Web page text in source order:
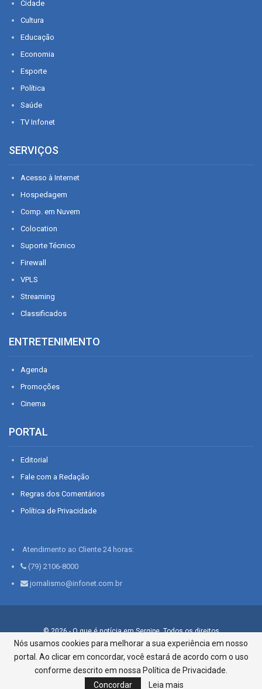
Cidade
Cultura
Educação
Economia
Esporte
Política
Saúde
TV Infonet
SERVIÇOS
Acesso à Internet
Hospedagem
Comp. em Nuvem
Colocation
Suporte Técnico
Firewall
VPLS
Streaming
Classificados
ENTRETENIMENTO
Agenda
Promoções
Cinema
PORTAL
Editorial
Fale com a Redação
Regras dos Comentários
Política de Privacidade
Atendimento ao Cliente 24 horas:
(79) 2106-8000
jornalismo@infonet.com.br
© 2026 - O que é notícia em Sergipe. Todos os direitos
reservados.
Infonet - Rua Monsenhor Silveira 276, Bairro São José |
Aracaju-SE, CEP 49015-030, Fone: 79.2106.8000 - CI Centro de
Informações LTDA
Nós usamos cookies para melhorar a sua experiência em nosso
portal. Ao clicar em concordar, você estará de acordo com o uso
conforme descrito em nossa Política de Privacidade.
Concordar
Leia mais